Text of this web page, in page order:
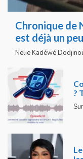
Chronique de
est déjà un
Nelie Kadéwé
?